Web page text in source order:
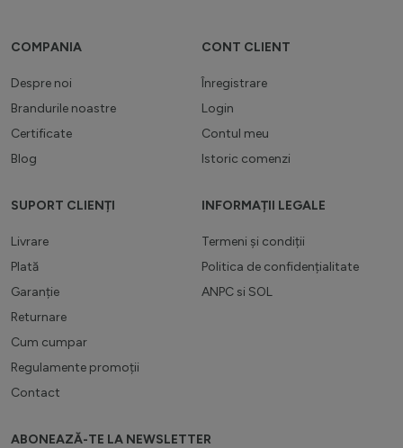
COMPANIA
Despre noi
Brandurile noastre
Certificate
Blog
CONT CLIENT
Înregistrare
Login
Contul meu
Istoric comenzi
SUPORT CLIENȚI
Livrare
Plată
Garanție
Returnare
Cum cumpar
Regulamente promoții
Contact
INFORMAȚII LEGALE
Termeni și condiții
Politica de confidențialitate
ANPC si SOL
ABONEAZĂ-TE LA NEWSLETTER